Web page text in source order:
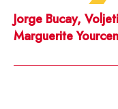
Jorge Bucay,
Marguerite